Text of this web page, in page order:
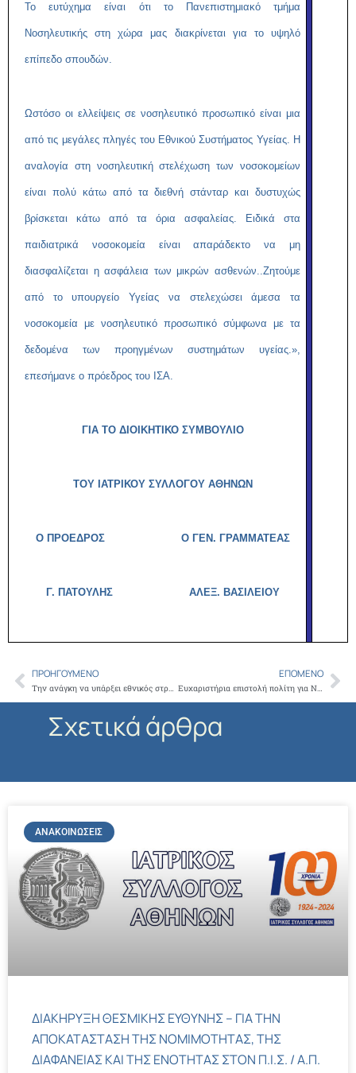
Το ευτύχημα είναι ότι το Πανεπιστημιακό τμήμα
Νοσηλευτικής στη χώρα μας διακρίνεται για το υψηλό
επίπεδο σπουδών.
Ωστόσο οι ελλείψεις σε νοσηλευτικό προσωπικό είναι μια
από τις μεγάλες πληγές του Εθνικού Συστήματος Υγείας. Η
αναλογία στη νοσηλευτική στελέχωση των νοσοκομείων
είναι πολύ κάτω από τα διεθνή στάνταρ και δυστυχώς
βρίσκεται κάτω από τα όρια ασφαλείας. Ειδικά στα
παιδιατρικά νοσοκομεία είναι απαράδεκτο να μη
διασφαλίζεται η ασφάλεια των μικρών ασθενών..Ζητούμε
από το υπουργείο Υγείας να στελεχώσει άμεσα τα
νοσοκομεία με νοσηλευτικό προσωπικό σύμφωνα με τα
δεδομένα των προηγμένων συστημάτων υγείας.»,
επεσήμανε ο πρόεδρος του ΙΣΑ.
ΓΙΑ ΤΟ ΔΙΟΙΚΗΤΙΚΟ ΣΥΜΒΟΥΛΙΟ
ΤΟΥ ΙΑΤΡΙΚΟΥ ΣΥΛΛΟΓΟΥ ΑΘΗΝΩΝ
Ο ΠΡΟΕΔΡΟΣ Ο ΓΕΝ. ΓΡΑΜΜΑΤΕΑΣ
Γ. ΠΑΤΟΥΛΗΣ ΑΛΕΞ. ΒΑΣΙΛΕΙΟΥ
Prev
ΠΡΟΗΓΟΎΜΕΝΟ
Tην ανάγκη να υπάρξει εθνικός στρατηγικός σχεδιασμός για να αποτελέσει ο Τουρισμός Υγείας κεντρικός πυλώνας της Ελληνικής οικονομίας τόνισε ο πρόεδρος του ΙΣΑ Γ. Πατούλης, στο 6ο Forum Υγείας που πραγματοποιήθηκε στην Πάτρα
ΕΠΌΜΕΝΟ
Ευχαριστήρια επιστολή πολίτη για Νοσοκομείο Αμαλία Φλέμινγκ
Σχετικά άρθρα
ΑΝΑΚΟΙΝΏΣΕΙΣ
ΔΙΑΚΗΡΥΞΗ ΘΕΣΜΙΚΗΣ ΕΥΘΥΝΗΣ – ΓΙΑ ΤΗΝ
ΑΠΟΚΑΤΑΣΤΑΣΗ ΤΗΣ ΝΟΜΙΜΟΤΗΤΑΣ, ΤΗΣ
ΔΙΑΦΑΝΕΙΑΣ ΚΑΙ ΤΗΣ ΕΝΟΤΗΤΑΣ ΣΤΟΝ Π.Ι.Σ. / Α.Π.